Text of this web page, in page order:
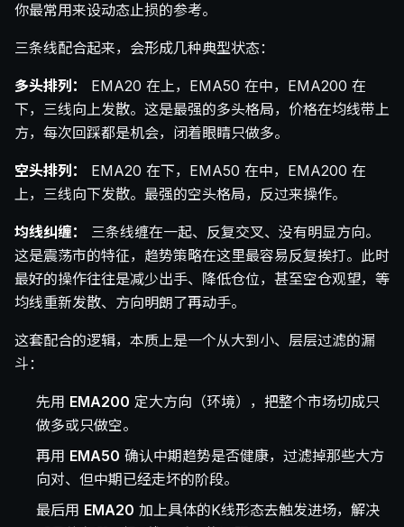
你最常用来设动态止损的参考。
三条线配合起来，会形成几种典型状态：
多头排列：
EMA20 在上，EMA50 在中，EMA200 在
下，三线向上发散。这是最强的多头格局，价格在均线带上
方，每次回踩都是机会，闭着眼睛只做多。
空头排列：
EMA20 在下，EMA50 在中，EMA200 在
上，三线向下发散。最强的空头格局，反过来操作。
均线纠缠：
三条线缠在一起、反复交叉、没有明显方向。
这是震荡市的特征，趋势策略在这里最容易反复挨打。此时
最好的操作往往是减少出手、降低仓位，甚至空仓观望，等
均线重新发散、方向明朗了再动手。
这套配合的逻辑，本质上是一个从大到小、层层过滤的漏
斗：
先用 EMA200 定大方向（环境），把整个市场切成只
做多或只做空。
再用 EMA50 确认中期趋势是否健康，过滤掉那些大方
向对、但中期已经走坏的阶段。
最后用 EMA20 加上具体的K线形态去触发进场，解决